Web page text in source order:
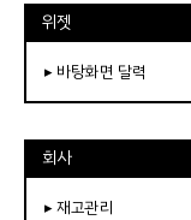
위젯
▸ 바탕화면 달력
회사
▸ 재고관리